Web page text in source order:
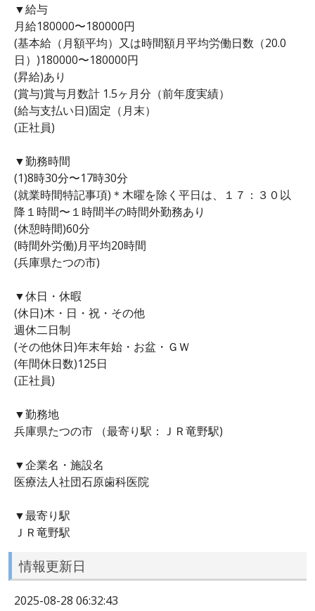
▼給与
月給180000〜180000円
(基本給（月額平均）又は時間額月平均労働日数（20.0
日）)180000〜180000円
(昇給)あり
(賞与)賞与月数計 1.5ヶ月分（前年度実績）
(給与支払い日)固定（月末）
(正社員)
▼勤務時間
(1)8時30分〜17時30分
(就業時間特記事項)＊木曜を除く平日は、１７：３０以
降１時間〜１時間半の時間外勤務あり
(休憩時間)60分
(時間外労働)月平均20時間
(兵庫県たつの市)
▼休日・休暇
(休日)木・日・祝・その他
週休二日制
(その他休日)年末年始・お盆・ＧＷ
(年間休日数)125日
(正社員)
▼勤務地
兵庫県たつの市 （最寄り駅：ＪＲ竜野駅)
▼企業名・施設名
医療法人社団石原歯科医院
▼最寄り駅
ＪＲ竜野駅
情報更新日
2025-08-28 06:32:43